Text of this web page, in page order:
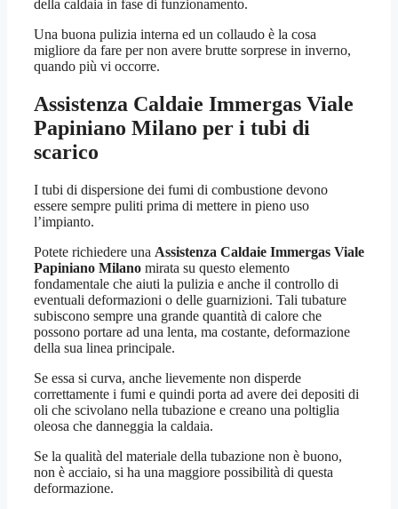
della caldaia in fase di funzionamento.
Una buona pulizia interna ed un collaudo è la cosa
migliore da fare per non avere brutte sorprese in inverno,
quando più vi occorre.
Assistenza Caldaie Immergas Viale
Papiniano Milano per i tubi di
scarico
I tubi di dispersione dei fumi di combustione devono
essere sempre puliti prima di mettere in pieno uso
l’impianto.
Potete richiedere una Assistenza Caldaie Immergas Viale
Papiniano Milano mirata su questo elemento
fondamentale che aiuti la pulizia e anche il controllo di
eventuali deformazioni o delle guarnizioni. Tali tubature
subiscono sempre una grande quantità di calore che
possono portare ad una lenta, ma costante, deformazione
della sua linea principale.
Se essa si curva, anche lievemente non disperde
correttamente i fumi e quindi porta ad avere dei depositi di
oli che scivolano nella tubazione e creano una poltiglia
oleosa che danneggia la caldaia.
Se la qualità del materiale della tubazione non è buono,
non è acciaio, si ha una maggiore possibilità di questa
deformazione.